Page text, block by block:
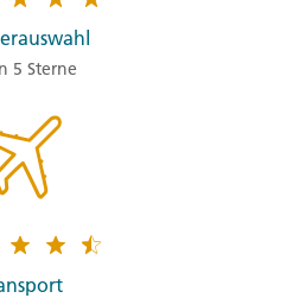
5 Sterne